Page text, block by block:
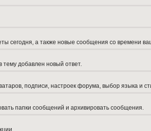
сегодня, а также новые сообщения со времени
тему добавлен новый ответ.
подписи, настроек форума, выбор языка и
папки сообщений и архивировать сообщения.